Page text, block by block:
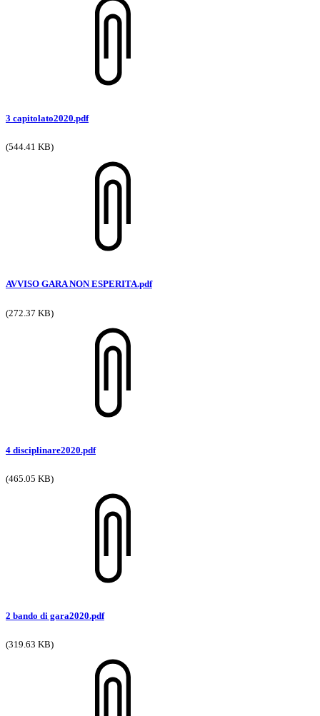
3 capitolato2020.pdf
(544.41 KB)
AVVISO GARA NON ESPERITA.pdf
(272.37 KB)
4 disciplinare2020.pdf
(465.05 KB)
2 bando di gara2020.pdf
(319.63 KB)